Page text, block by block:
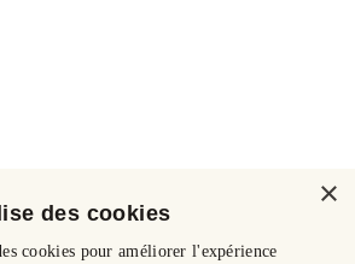
×
des cookies
cookies pour améliorer l'expérience